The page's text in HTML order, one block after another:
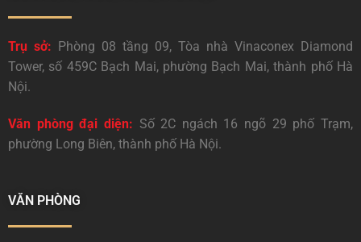
Trụ sở: Phòng 08 tầng 09, Tòa nhà Vinaconex Diamond
Tower, số 459C Bạch Mai, phường Bạch Mai, thành phố Hà
Nội.
Văn phòng đại diện: Số 2C ngách 16 ngõ 29 phố Trạm,
phường Long Biên, thành phố Hà Nội.
VĂN PHÒNG